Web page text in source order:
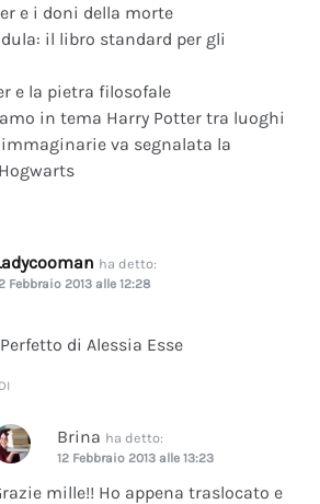
e i doni della morte
il libro standard per gli
e la pietra filosofale
in tema Harry Potter tra luoghi
va segnalata la
ha detto:
Febbraio 2013 alle 12:28
di Alessia Esse
Brina ha detto:
12 Febbraio 2013 alle 13:23
mille!! Ho appena traslocato e